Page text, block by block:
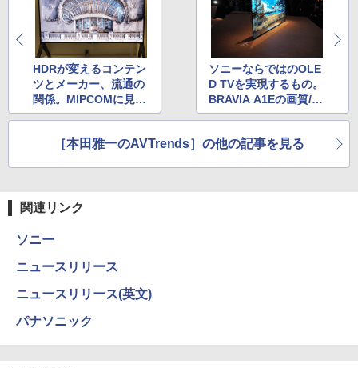
HDRが変えるコンテン
ツとメーカー、流通の
関係。MIPCOMに見る
放送・配信の変革
ソニーならではのOLE
D TVを実現するもの。
BRAVIA A1Eの画質/音
質を体験する
［本田雅一のAVTrends］の他の記事を見る
関連リンク
ソニー
ニュースリリース
ニュースリリース(英文)
パナソニック